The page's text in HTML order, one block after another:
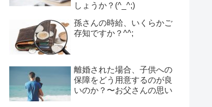
しょうか？(^_^;)
孫さんの時給、いくらかご
存知ですか？^^;
離婚された場合、子供への
保障をどう用意するのが良
いのか？〜お父さんの思い